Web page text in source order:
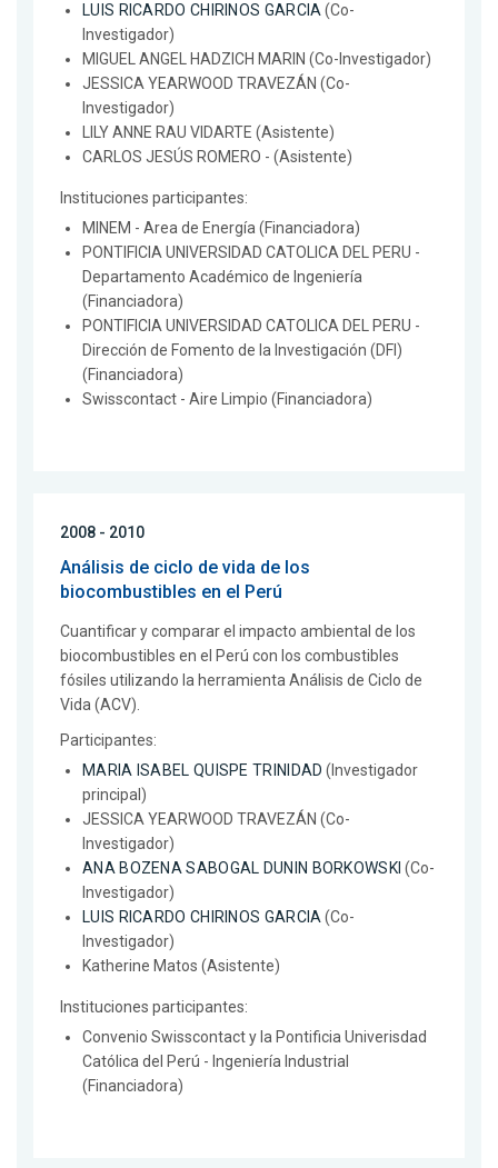
LUIS RICARDO CHIRINOS GARCIA(Co-
Investigador)
MIGUEL ANGEL HADZICH MARIN (Co-Investigador)
JESSICA YEARWOOD TRAVEZÁN (Co-
Investigador)
LILY ANNE RAU VIDARTE (Asistente)
CARLOS JESÚS ROMERO - (Asistente)
Instituciones participantes:
MINEM - Area de Energía (Financiadora)
PONTIFICIA UNIVERSIDAD CATOLICA DEL PERU -
Departamento Académico de Ingeniería
(Financiadora)
PONTIFICIA UNIVERSIDAD CATOLICA DEL PERU -
Dirección de Fomento de la Investigación (DFI)
(Financiadora)
Swisscontact - Aire Limpio (Financiadora)
2008 - 2010
Análisis de ciclo de vida de los
biocombustibles en el Perú
Cuantificar y comparar el impacto ambiental de los
biocombustibles en el Perú con los combustibles
fósiles utilizando la herramienta Análisis de Ciclo de
Vida (ACV).
Participantes:
MARIA ISABEL QUISPE TRINIDAD (Investigador
principal)
JESSICA YEARWOOD TRAVEZÁN (Co-
Investigador)
ANA BOZENA SABOGAL DUNIN BORKOWSKI (Co-
Investigador)
LUIS RICARDO CHIRINOS GARCIA(Co-
Investigador)
Katherine Matos (Asistente)
Instituciones participantes:
Convenio Swisscontact y la Pontificia Univerisdad
Católica del Perú - Ingeniería Industrial
(Financiadora)